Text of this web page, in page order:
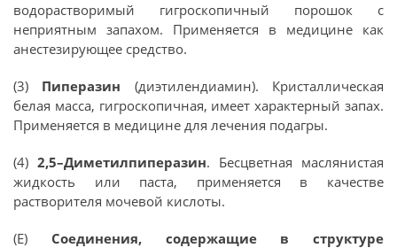
водорастворимый гигроскопичный порошок с
неприятным запахом. Применяется в медицине как
анестезирующее средство.
(3) Пиперазин (диэтилендиамин). Кристаллическая
белая масса, гигроскопичная, имеет характерный запах.
Применяется в медицине для лечения подагры.
(4) 2,5–Диметилпиперазин. Бесцветная маслянистая
жидкость или паста, применяется в качестве
растворителя мочевой кислоты.
(Е) Соединения, содержащие в структуре